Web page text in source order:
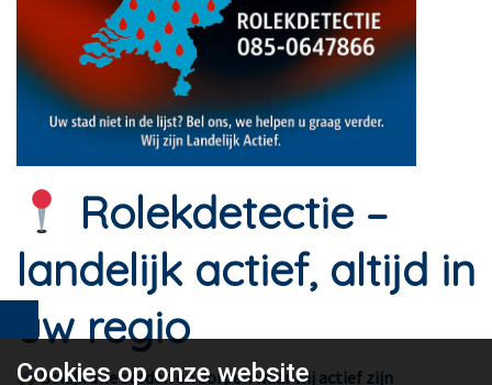
Rolekdetectie –
landelijk actief, altijd in
uw regio
Bekijk alle steden en dorpen waar wij actief zijn
Cookies oponze website